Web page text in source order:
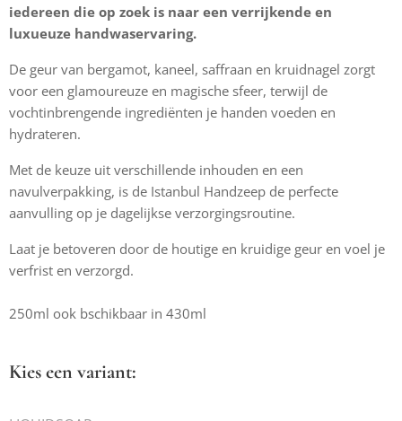
iedereen die op zoek is naar een verrijkende en
luxueuze handwaservaring.
De geur van bergamot, kaneel, saffraan en kruidnagel zorgt
voor een glamoureuze en magische sfeer, terwijl de
vochtinbrengende ingrediënten je handen voeden en
hydrateren.
Met de keuze uit verschillende inhouden en een
navulverpakking, is de Istanbul Handzeep de perfecte
aanvulling op je dagelijkse verzorgingsroutine.
Laat je betoveren door de houtige en kruidige geur en voel je
verfrist en verzorgd.
250ml ook bschikbaar in 430ml
Kies een variant: